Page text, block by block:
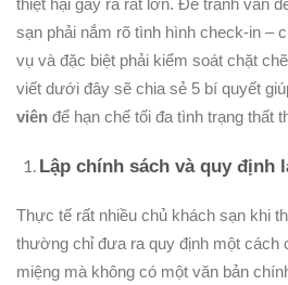
sạn phải nắm rõ tình hình check-in –
vụ và đặc biệt phải kiểm soát chặt
viết dưới đây sẽ chia sẻ 5 bí quyết
viên để hạn chế tối đa tình trạng thất
Lập chính sách và quy định
Thực tế rất nhiều chủ khách sạn khi
thường chỉ đưa ra quy định một cách
miệng mà không có một văn bản